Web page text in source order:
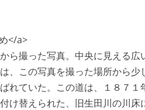
</a>
ら撮った写真。中央に見える広
、この写真を撮った場所から少
れていた。この道は、１８７１
け替えられた、旧生田川の川床